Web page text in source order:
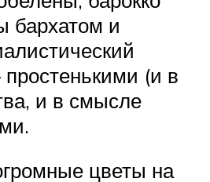
бархатом и
(и в
и в смысле
цветы на